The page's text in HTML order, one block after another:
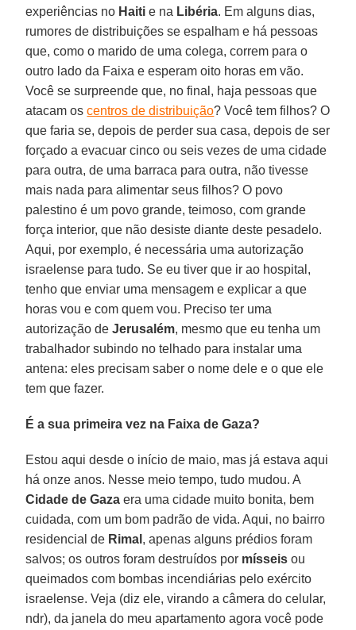
experiências no Haiti e na Libéria. Em alguns dias,
rumores de distribuições se espalham e há pessoas
que, como o marido de uma colega, correm para o
outro lado da Faixa e esperam oito horas em vão.
Você se surpreende que, no final, haja pessoas que
atacam oscentros de distribuição? Você tem filhos? O
que faria se, depois de perder sua casa, depois de ser
forçado a evacuar cinco ou seis vezes de uma cidade
para outra, de uma barraca para outra, não tivesse
mais nada para alimentar seus filhos? O povo
palestino é um povo grande, teimoso, com grande
força interior, que não desiste diante deste pesadelo.
Aqui, por exemplo, é necessária uma autorização
israelense para tudo. Se eu tiver que ir ao hospital,
tenho que enviar uma mensagem e explicar a que
horas vou e com quem vou. Preciso ter uma
autorização de Jerusalém, mesmo que eu tenha um
trabalhador subindo no telhado para instalar uma
antena: eles precisam saber o nome dele e o que ele
tem que fazer.
É a sua primeira vez na Faixa de Gaza?
Estou aqui desde o início de maio, mas já estava aqui
há onze anos. Nesse meio tempo, tudo mudou. A
Cidade de Gaza era uma cidade muito bonita, bem
cuidada, com um bom padrão de vida. Aqui, no bairro
residencial de Rimal , apenas alguns prédios foram
salvos; os outros foram destruídos por mísseis ou
queimados com bombas incendiárias pelo exército
israelense. Veja (diz ele, virando a câmera do celular,
ndr), da janela do meu apartamento agora você pode